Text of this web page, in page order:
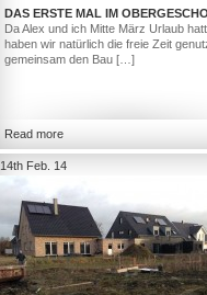
DAS ERSTE MAL IM
Da Alex und ich Mitte März Urlaub
haben wir natürlich die freie Zeit
gemeinsam den Bau […]
Read more
14th Feb. 14